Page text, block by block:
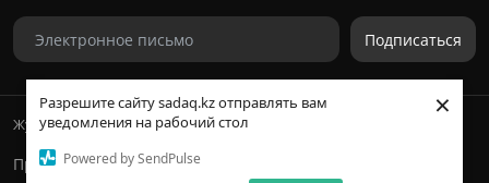
Разрешите сайту sadaq.kz отправлять вам
уведомления на рабочий стол
Powered by SendPulse
×
Подписаться
Журнал Sadaq © 2023-2024 Inc.
Правила и условия Политика конфиденциальности